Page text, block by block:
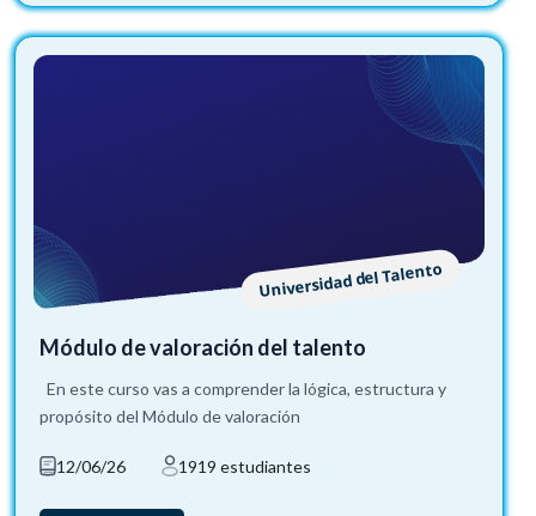
Universidad del Talento
Módulo de valoración del talento
En este curso vas a comprender la lógica, estructura y
propósito del Módulo de valoración
12/06/26 1919 estudiantes